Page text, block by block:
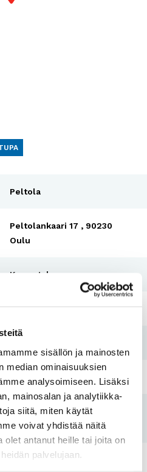
sisällön ja mainosten
median ominaisuuksien
analysoimiseen. Lisäksi
mainosalan ja analytiikka-
siitä, miten käytät
voivat yhdistää näitä
olet antanut heille tai joita on
palvelujaan.
Peltola
Peltolankaari 17 , 90230
Oulu
Kerrostalo